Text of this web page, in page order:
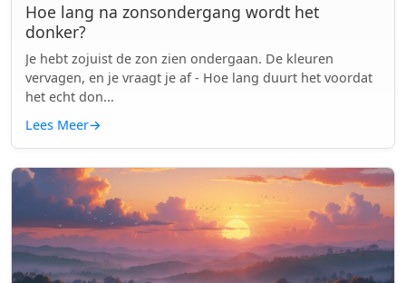
Hoe lang na zonsondergang wordt het
donker?
Je hebt zojuist de zon zien ondergaan. De kleuren
vervagen, en je vraagt je af - Hoe lang duurt het voordat
het echt don...
Lees Meer→